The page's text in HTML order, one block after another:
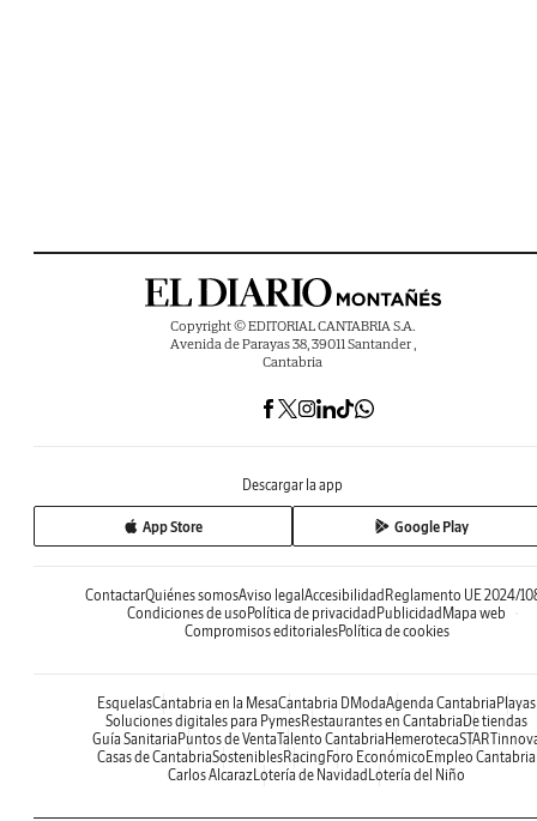
Copyright © EDITORIAL CANTABRIA S.A.
Avenida de Parayas 38, 39011 Santander ,
Cantabria
Descargar la app
App Store Google Play
ContactarQuiénes somosAviso legal Accesibilidad Reglamento UE 2024/
Condiciones de uso Política de privacidad Publicidad Mapa web
Compromisos editorialesPolítica de cookies
EsquelasCantabria en la MesaCantabria DModaAgenda Cantabria Playas
Soluciones digitales para PymesRestaurantes en Cantabria De tiendas
Guía Sanitaria Puntos de VentaTalento Cantabria Hemeroteca
Casas de CantabriaSosteniblesRacing Foro Económico Empleo Cantabria
Carlos AlcarazLotería de Navidad Lotería del Niño